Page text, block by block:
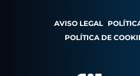
AVISO LEGAL
POLÍTICA DE